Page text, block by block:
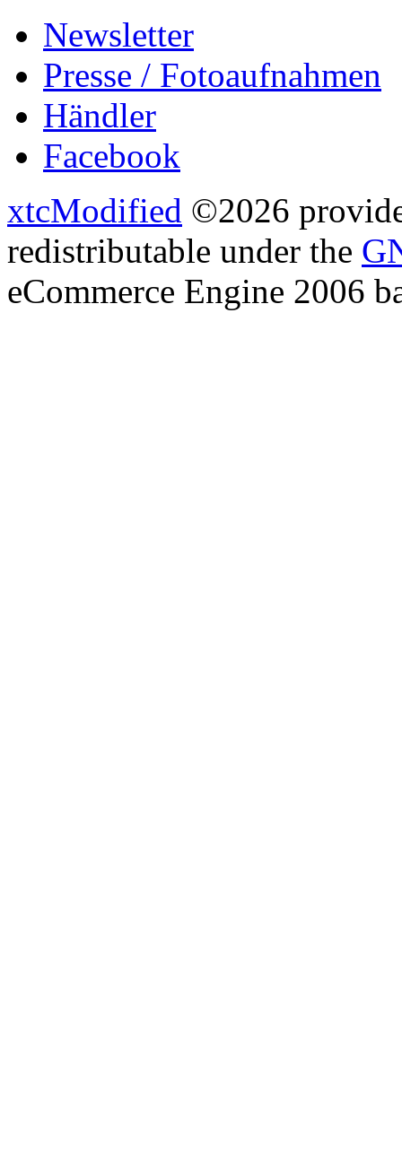
Newsletter
Presse / Fotoaufnahmen
Händler
Facebook
xtcModified ©2026
redistributable under the
eCommerce Engine 2006